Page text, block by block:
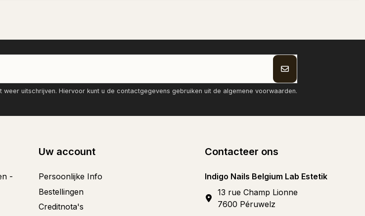
weer uitschrijven. Hiervoor kunt u de contactgegevens gebruiken uit de algemene voorwaarden.
-
Uw account
Persoonlijke Info
Bestellingen
Creditnota's
Contacteer ons
Indigo Nails Belgium Lab Estetik
13 rue Champ Lionne
7600 Péruwelz